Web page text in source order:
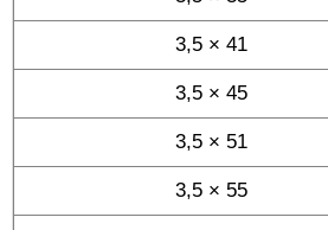
3,5 × 41
3,5 × 45
3,5 × 51
3,5 × 55